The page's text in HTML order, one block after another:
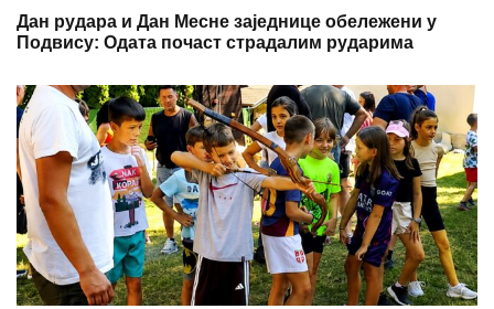
Детињство без телефона: "Игре без граница"
окупиле 72 малишана у Солотуши
PREPORUKA ZA VAS